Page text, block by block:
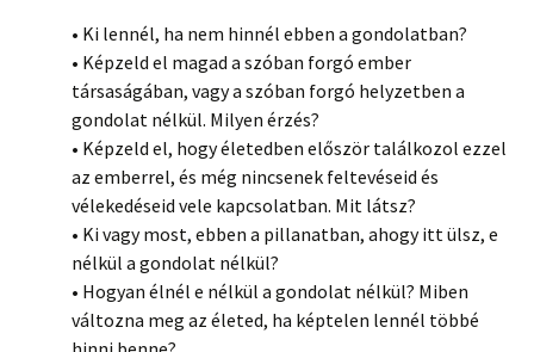
• Ki lennél, ha nem hinnél ebben a gondolatban?
• Képzeld el magad a szóban forgó ember
társaságában, vagy a szóban forgó helyzetben a
gondolat nélkül. Milyen érzés?
• Képzeld el, hogy életedben először találkozol ezzel
az emberrel, és még nincsenek feltevéseid és
vélekedéseid vele kapcsolatban. Mit látsz?
• Ki vagy most, ebben a pillanatban, ahogy itt ülsz, e
nélkül a gondolat nélkül?
• Hogyan élnél e nélkül a gondolat nélkül? Miben
változna meg az életed, ha képtelen lennél többé